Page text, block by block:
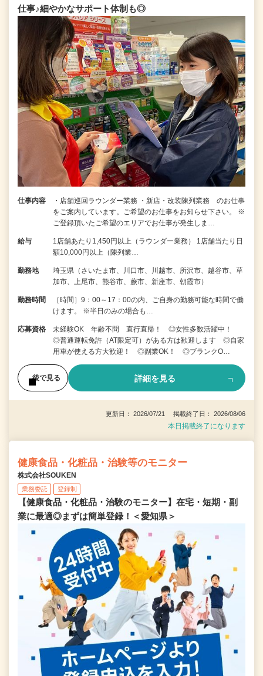
仕事♪細やかなサポート体制も◎
仕事内容
・店舗巡回ラウンダー業務 ・新店・改装陳列業務 のお仕事
をご案内しています。ご希望のお仕事をお知らせ下さい。 ※
ご登録頂いたご希望のエリアでお仕事が発生しま…
給与
1店舗あたり1,450円以上（ラウンダー業務） 1店舗当たり日
額10,000円以上（陳列業…
勤務地
埼玉県（さいたま市、川口市、川越市、所沢市、越谷市、草
加市、上尾市、熊谷市、蕨市、新座市、朝霞市）
勤務時間
［時間］9：00～17：00の内、ご自身の勤務可能な時間で働
けます。 ※半日のみの場合も…
応募資格
未経験OK 年齢不問 直行直帰！ ◎女性多数活躍中！
◎普通運転免許（AT限定可）がある方は歓迎します ◎自家
用車が使える方大歓迎！ ◎副業OK！ ◎ブランクO…
後で見る 詳細を見る
更新日： 2026/07/21 掲載終了日： 2026/08/06
本日掲載終了になります
健康食品・化粧品・治験等のモニター
株式会社SOUKEN
業務委託 登録制
【健康食品・化粧品・治験のモニター】在宅・短期・副
業に最適◎まずは簡単登録！＜愛知県＞